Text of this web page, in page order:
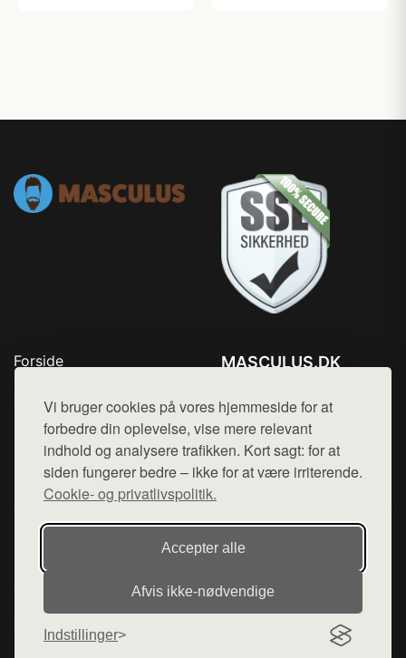
Vi bruger cookies på vores hjemmeside for at
forbedre din oplevelse, vise mere relevant
indhold og analysere trafikken. Kort sagt: for at
siden fungerer bedre – ikke for at være irriterende.
Cookie- og privatlivspolitik.
Accepter alle
Afvis ikke‑nødvendige
Indstillinger
Forside
Top Rabatter
Kontakt
MASCULUS.DK
Mail: hej@want.dk
Cookie- og privatlivspolitik
Denne side er en del af want.dk, der udgiver en række
hjemmesider med præsentation af forskellige produkter fra
diverse webshops. Der sælges ikke varer fra denne side - vi
henviser til de shops, som sælger varen. Vi har heller ikke
varerne på lager.